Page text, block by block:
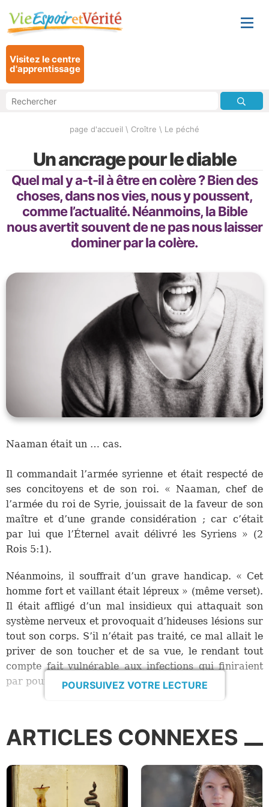
Visitez le centre
d'apprentissage
page d'accueil \ Croître \ Le péché
Un ancrage pour le diable
Quel mal y a-t-il à être en colère ? Bien des
choses, dans nos vies, nous y poussent,
comme l’actualité. Néanmoins, la Bible
nous avertit souvent de ne pas nous laisser
dominer par la colère.
Naaman était un … cas.
Il commandait l’armée syrienne et était respecté de
ses concitoyens et de son roi. « Naaman, chef de
l’armée du roi de Syrie, jouissait de la faveur de son
maître et d’une grande considération ; car c’était
par lui que l’Éternel avait délivré les Syriens » (2
Rois 5:1).
Néanmoins, il souffrait d’un grave handicap. « Cet
homme fort et vaillant était lépreux » (même verset).
Il était affligé d’un mal insidieux qui attaquait son
système nerveux et provoquait d’hideuses lésions sur
tout son corps. S’il n’était pas traité, ce mal allait le
priver de son toucher et de sa vue, le rendant tout
compte fait vulnérable aux infections qui finiraient
par pourrir ses extrémités.
des divinités de la nation – n’avait la capacité ou le
esclave israélite avait parlé, à la femme de Naaman,
d’un prophète dans sa patrie qui avait le pouvoir de
guérir toutes sortes de maladies. Aussi le grand,
POURSUIVEZ VOTRE LECTURE
ARTICLES CONNEXES